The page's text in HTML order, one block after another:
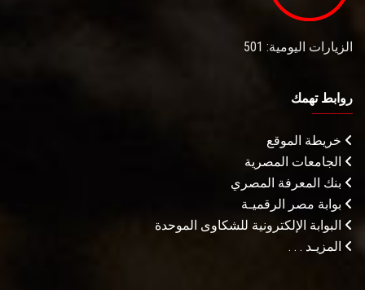
الزيارات اليومية: 501
روابط تهمك
خريطة الموقع
الجامعات المصرية
بنك المعرفة المصري
بوابة مصر الرقميـة
البوابة الإلكترونية للشكاوى الموحدة
المزيـد . . .